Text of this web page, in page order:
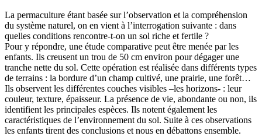
La permaculture étant basée sur l’observation et la compréhension
du système naturel, on en vient à l’interrogation suivante : dans
quelles conditions rencontre-t-on un sol riche et fertile ?
Pour y répondre, une étude comparative peut être menée par les
enfants. Ils creusent un trou de 50 cm environ pour dégager une
tranche nette du sol. Cette opération est réalisée dans différents types
de terrains : la bordure d’un champ cultivé, une prairie, une forêt…
Ils observent les différentes couches visibles –les horizons- : leur
couleur, texture, épaisseur. La présence de vie, abondante ou non, ils
identifient les principales espèces. Ils notent également les
caractéristiques de l’environnement du sol. Suite à ces observations
les enfants tirent des conclusions et nous en débattons ensemble.